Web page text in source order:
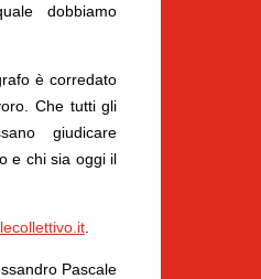
dobbiamo
è corredato
Che tutti gli
giudicare
e chi sia oggi il
.
Pascale